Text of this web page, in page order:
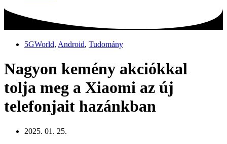
5GWorld, Android, Tudomány
Nagyon kemény akciókkal
tolja meg a Xiaomi az új
telefonjait hazánkban
2025. 01. 25.